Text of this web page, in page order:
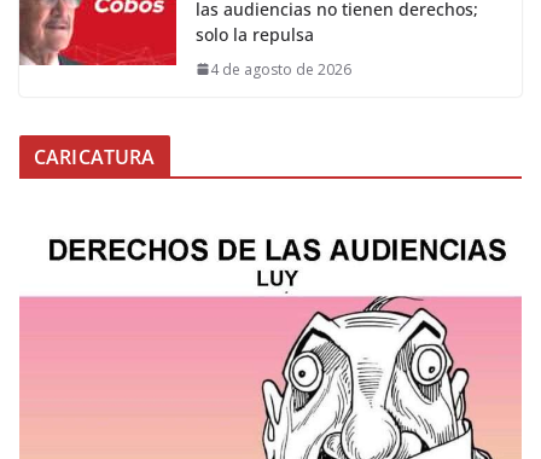
las audiencias no tienen derechos;
solo la repulsa
4 de agosto de 2026
CARICATURA